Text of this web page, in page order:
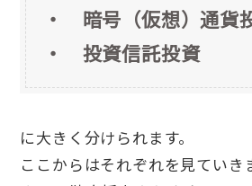
・ 暗号（仮想）通貨
・ 投資信託投資
に大きく分けられます。
ここからはそれぞれを見ていき